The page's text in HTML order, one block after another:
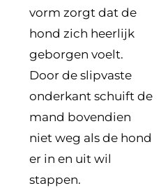
vorm zorgt dat de
hond zich heerlijk
geborgen voelt.
Door de slipvaste
onderkant schuift de
mand bovendien
niet weg als de hond
er in en uit wil
stappen.